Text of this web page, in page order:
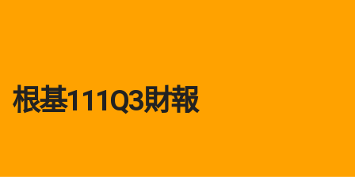
根基111Q3財報